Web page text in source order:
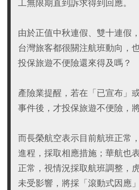
工無限期直到訴求得到回應。
由於正值中秋連假、雙十連假
台灣旅客都很關注航班動向，
投保旅遊不便險還來得及嗎？
產險業提醒，若在「已宣布」
事件後，才投保旅遊不便險，
而長榮航空表示目前航班正常
進程，採取相應措施；華航也
正常，視情況採取航班調整，
未受影響，將採「滾動式因應